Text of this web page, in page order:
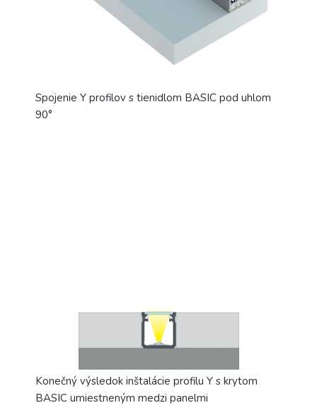
Spojenie Y profilov s tienidlom BASIC pod uhlom
90°
Konečný výsledok inštalácie profilu Y s krytom
BASIC umiestneným medzi panelmi